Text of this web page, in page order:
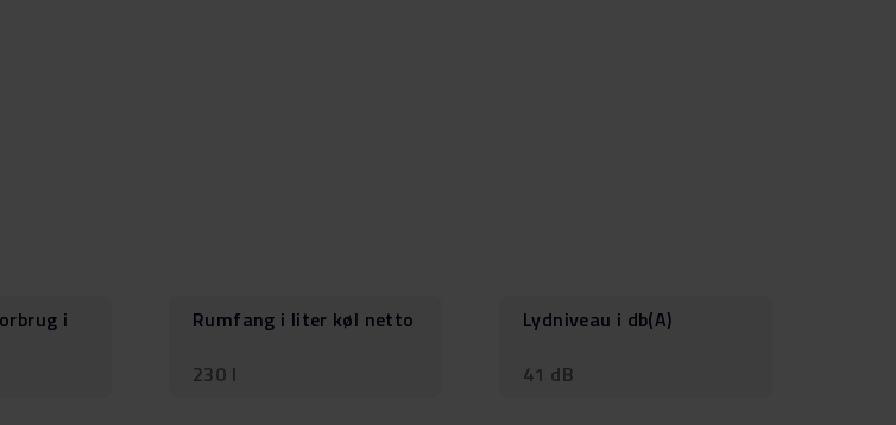
i
Rumfang i liter køl netto
230 l
Lydniveau i db(A)
41 dB